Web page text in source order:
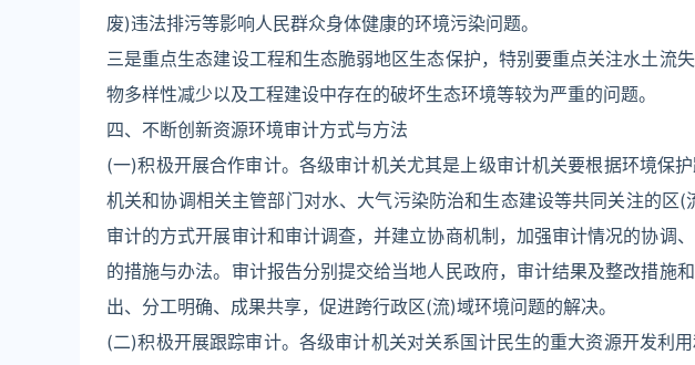
废)违法排污等影响人民群众身体健康的环境污染问题。
三是重点生态建设工程和生态脆弱地区生态保护，特别要重点关注水土流
物多样性减少以及工程建设中存在的破坏生态环境等较为严重的问题。
四、不断创新资源环境审计方式与方法
(一)积极开展合作审计。各级审计机关尤其是上级审计机关要根据环境保
机关和协调相关主管部门对水、大气污染防治和生态建设等共同关注的区
审计的方式开展审计和审计调查，并建立协商机制，加强审计情况的协调
的措施与办法。审计报告分别提交给当地人民政府，审计结果及整改措施
出、分工明确、成果共享，促进跨行政区(流)域环境问题的解决。
(二)积极开展跟踪审计。各级审计机关对关系国计民生的重大资源开发利